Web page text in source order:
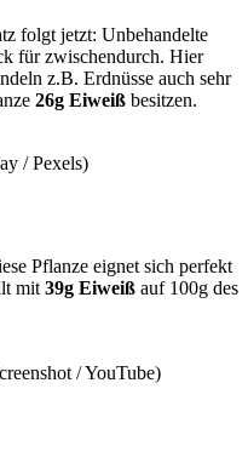
folgt jetzt: Unbehandelte
für zwischendurch. Hier
z.B. Erdnüsse auch sehr
26g Eiweiß besitzen.
/ Pexels)
Pflanze eignet sich perfekt
mit 39g Eiweiß auf 100g des
/ YouTube)